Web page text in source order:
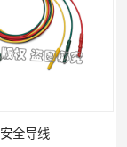
安全导线